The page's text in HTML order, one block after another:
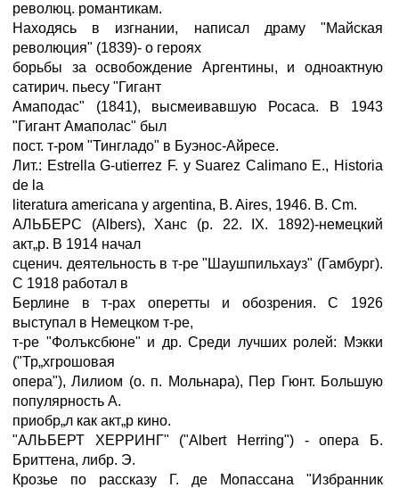
революц. романтикам.
Находясь в изгнании, написал драму "Майская
революция" (1839)- о героях
борьбы за освобождение Аргентины, и одноактную
сатирич. пьесу "Гигант
Амаподас" (1841), высмеивавшую Росаса. В 1943
"Гигант Амаполас" был
пост. т-ром "Тингладо" в Буэнос-Айресе.
Лит.: Estrella G-utierrez F. y Suarez Calimano E., Historia
de la
literatura americana y argentina, B. Aires, 1946. В. Cm.
АЛЬБЕРС (Albers), Ханс (р. 22. IX. 1892)-немецкий
акт„р. В 1914 начал
сценич. деятельность в т-ре "Шаушпильхауз" (Гамбург).
С 1918 работал в
Берлине в т-рах оперетты и обозрения. С 1926
выступал в Немецком т-ре,
т-ре "Фолъксбюне" и др. Среди лучших ролей: Мэкки
("Тр„хгрошовая
опера"), Лилиом (о. п. Мольнара), Пер Гюнт. Большую
популярность А.
приобр„л как акт„р кино.
"АЛЬБЕРТ ХЕРРИНГ" ("Albert Herring") - опера Б.
Бриттена, либр. Э.
Крозье по рассказу Г. де Мопассана "Избранник